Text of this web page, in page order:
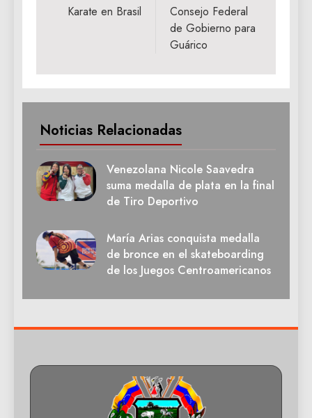
Karate en Brasil
Consejo Federal
de Gobierno para
Guárico
Noticias Relacionadas
Venezolana Nicole Saavedra
suma medalla de plata en la final
de Tiro Deportivo
María Arias conquista medalla
de bronce en el skateboarding
de los Juegos Centroamericanos